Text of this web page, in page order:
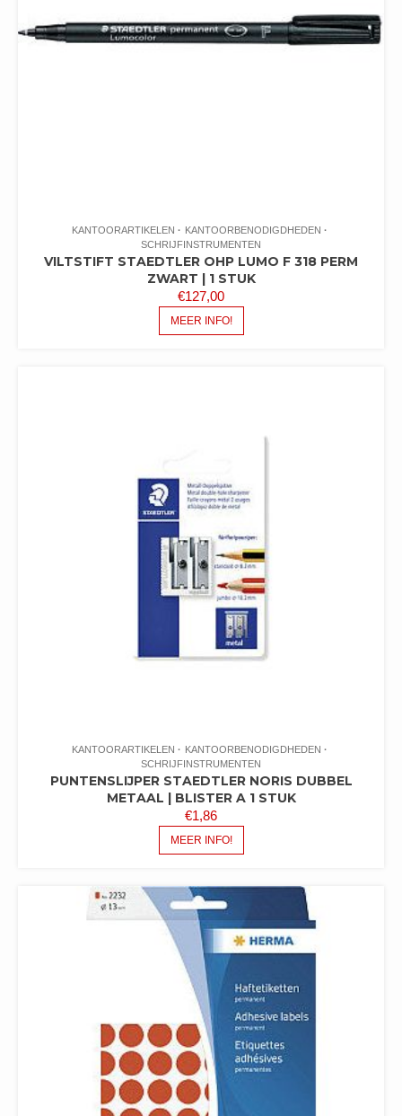
KANTOORARTIKELEN
KANTOORBENODIGDHEDEN
SCHRIJFINSTRUMENTEN
VILTSTIFT STAEDTLER OHP LUMO F 318 PERM
ZWART | 1 STUK
€127,00
MEER INFO!
KANTOORARTIKELEN
KANTOORBENODIGDHEDEN
SCHRIJFINSTRUMENTEN
PUNTENSLIJPER STAEDTLER NORIS DUBBEL
METAAL | BLISTER A 1 STUK
€1,86
MEER INFO!